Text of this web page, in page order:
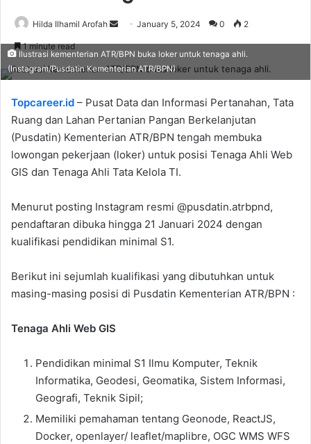
Hilda Ilhamil Arofah
Send
email
January 5, 2024 0 2
1 minute read
Ilustrasi kementerian ATR/BPN buka loker untuk tenaga ahli.
(Instagram/Pusdatin Kementerian ATR/BPN)
Topcareer.id – Pusat Data dan Informasi Pertanahan, Tata
Ruang dan Lahan Pertanian Pangan Berkelanjutan
(Pusdatin) Kementerian ATR/BPN tengah membuka
lowongan pekerjaan (loker) untuk posisi Tenaga Ahli Web
GIS dan Tenaga Ahli Tata Kelola TI.
Menurut posting Instagram resmi @pusdatin.atrbpnd,
pendaftaran dibuka hingga 21 Januari 2024 dengan
kualifikasi pendidikan minimal S1.
Berikut ini sejumlah kualifikasi yang dibutuhkan untuk
masing-masing posisi di Pusdatin Kementerian ATR/BPN :
Tenaga Ahli Web GIS
Pendidikan minimal S1 Ilmu Komputer, Teknik
Informatika, Geodesi, Geomatika, Sistem Informasi,
Geografi, Teknik Sipil;
Memiliki pemahaman tentang Geonode, ReactJS,
Docker, openlayer/ leaflet/maplibre, OGC WMS WFS